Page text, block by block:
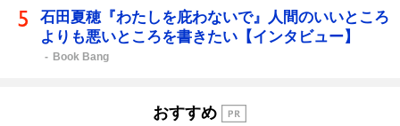
石田夏穂『わたしを庇わないで』人間のいいところ
よりも悪いところを書きたい【インタビュー】
Book Bang
おすすめ